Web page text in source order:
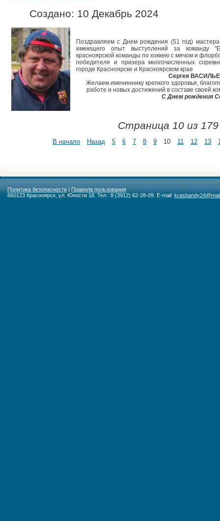
Создано: 10 Декабрь 2024
Поздравляем с Днем рождения (51 год)
имеющего опыт выступлений за команду
красноярской команды по хоккею с мячом и
победителя и призера многочисленных
городе Красноярске и Красноярском крае
Сергея
Желаем имениннику крепкого здоровья,
работе и новых достижений в составе своей
С Днем рождения
Страница 10 из 179
В начало Назад 5 6 7 8 9 10 11 12 13
Политика безопасности|Правила пользования
660123 Красноярск, ул. Юности 18. Тел.: 8 (3912) 62-28-09. E-mail: